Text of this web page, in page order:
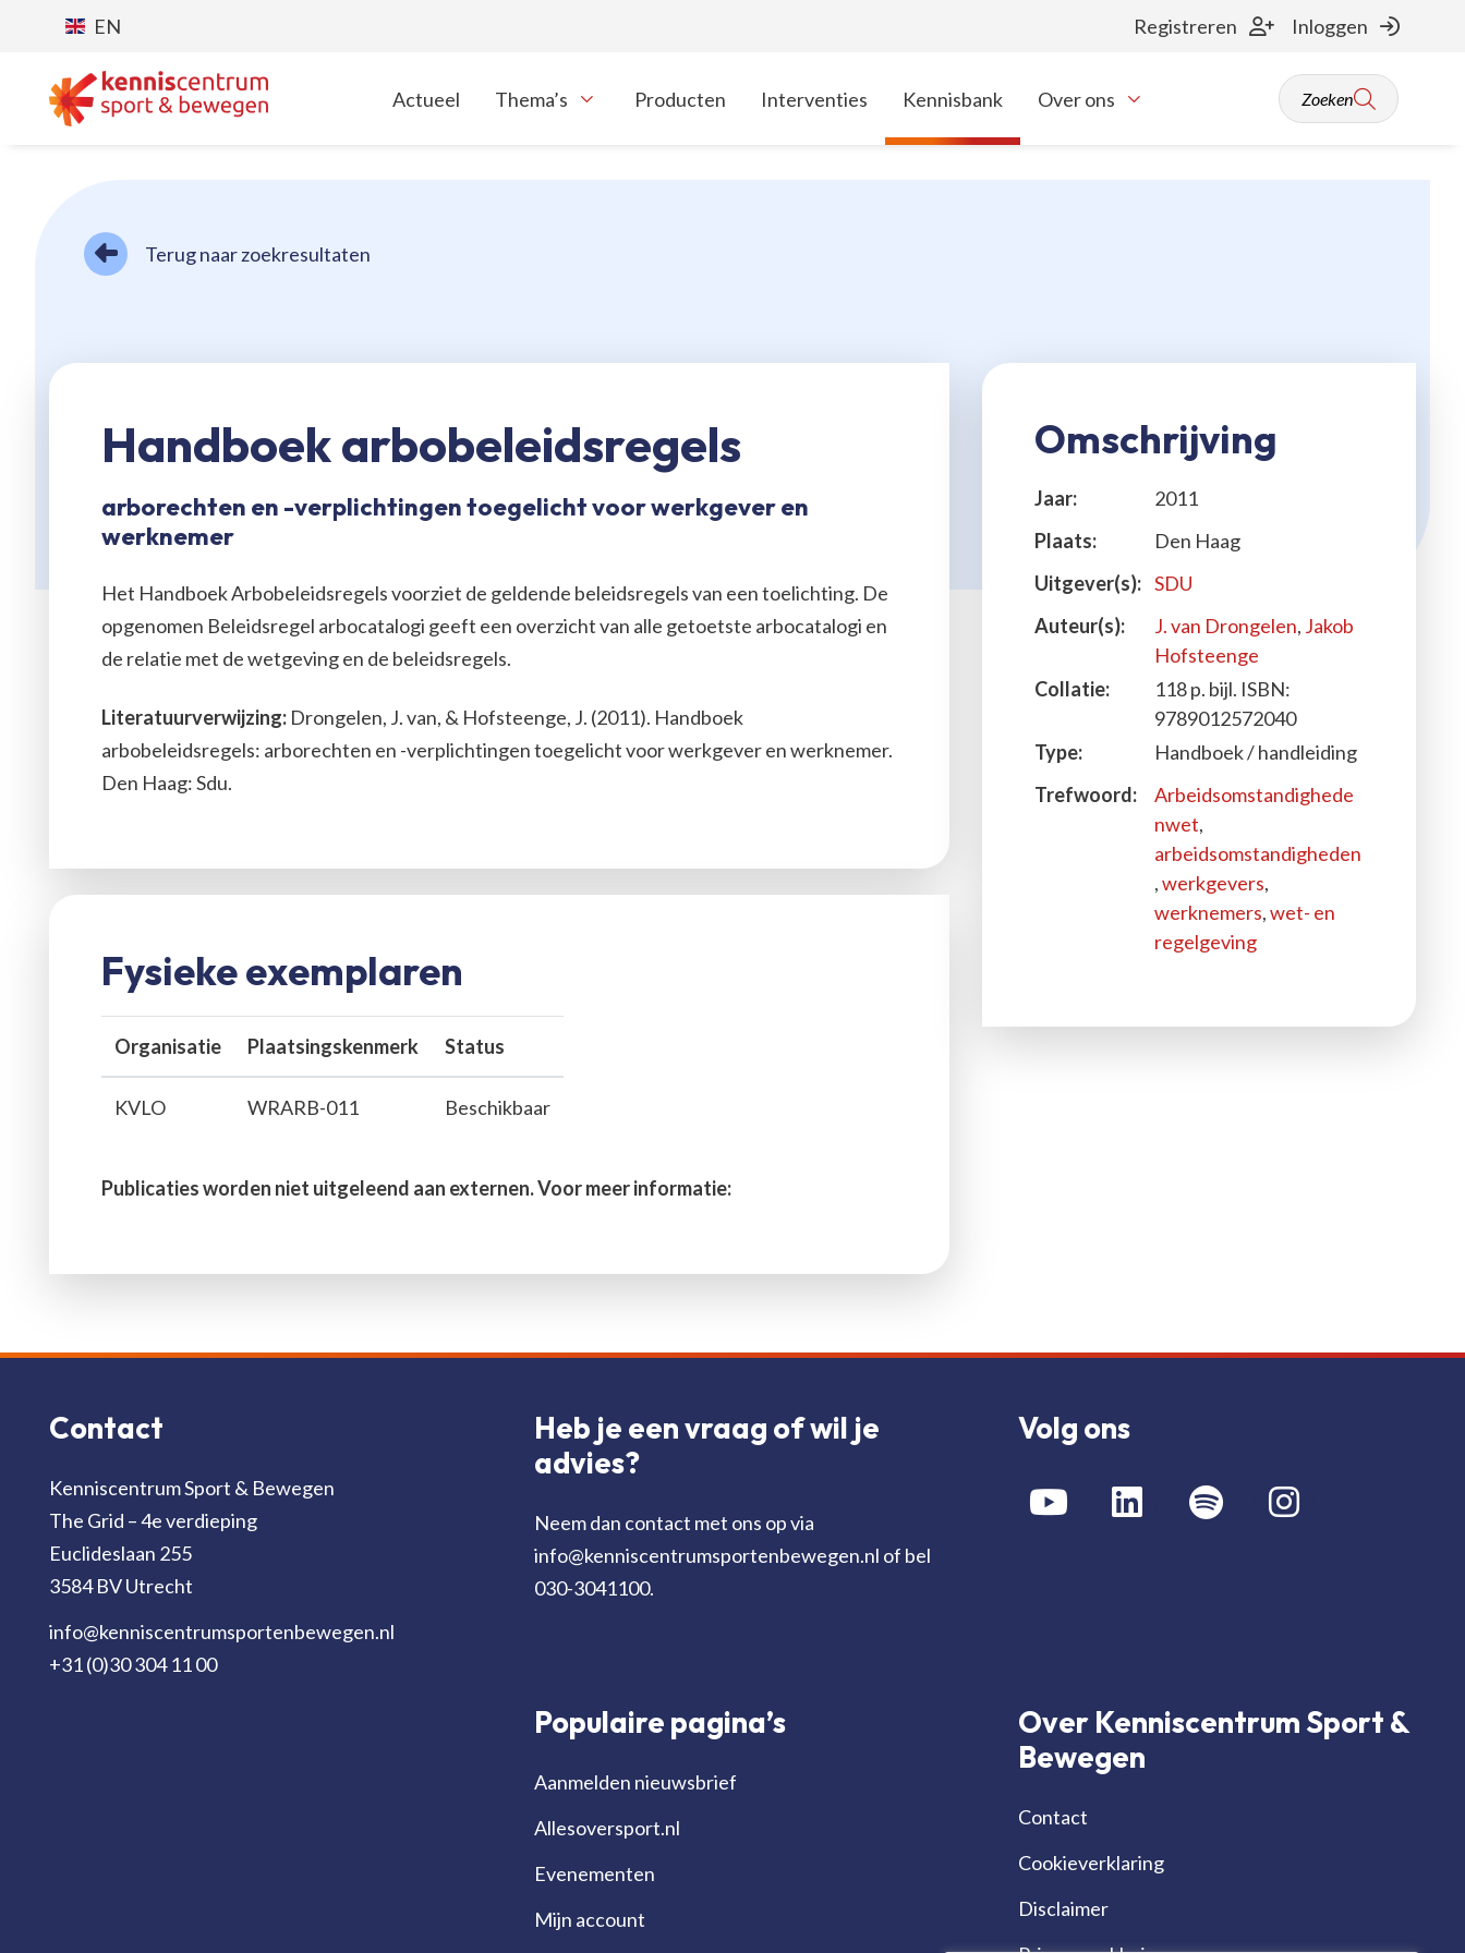
EN Registreren Inloggen
Actueel Thema’s
Toon onderliggende navigatie items
Producten Interventies Kennisbank Over ons
Toon onderliggende navigatie items
Zoeken
Terug naar zoekresultaten
Handboek arbobeleidsregels
arborechten en -verplichtingen toegelicht voor werkgever en
werknemer
Het Handboek Arbobeleidsregels voorziet de geldende beleidsregels van een toelichting. De
opgenomen Beleidsregel arbocatalogi geeft een overzicht van alle getoetste arbocatalogi en
de relatie met de wetgeving en de beleidsregels.
Literatuurverwijzing: Drongelen, J. van, & Hofsteenge, J. (2011). Handboek
arbobeleidsregels: arborechten en -verplichtingen toegelicht voor werkgever en werknemer.
Den Haag: Sdu.
Fysieke exemplaren
Organisatie Plaatsingskenmerk Status
KVLO WRARB-011 Beschikbaar
Publicaties worden niet uitgeleend aan externen. Voor meer informatie:
Omschrijving
Jaar:
2011
Plaats:
Den Haag
Uitgever(s): SDU
Auteur(s):
J. van Drongelen, Jakob
Hofsteenge
Collatie:
118 p. bijl. ISBN:
9789012572040
Type:
Handboek / handleiding
Trefwoord:
Arbeidsomstandighede
nwet,
arbeidsomstandigheden
,werkgevers,
werknemers,wet- en
regelgeving
Contact
Kenniscentrum Sport & Bewegen
The Grid – 4e verdieping
Euclideslaan 255
3584 BV Utrecht
info@kenniscentrumsportenbewegen.nl
+31 (0)30 304 11 00
Heb je een vraag of wil je
advies?
Neem dan contact met ons op via
info@kenniscentrumsportenbewegen.nl of bel
030-3041100.
Volg ons
Populaire pagina’s
Aanmelden nieuwsbrief
Allesoversport.nl
Evenementen
Mijn account
Over Kenniscentrum Sport &
Bewegen
Contact
Cookieverklaring
Disclaimer